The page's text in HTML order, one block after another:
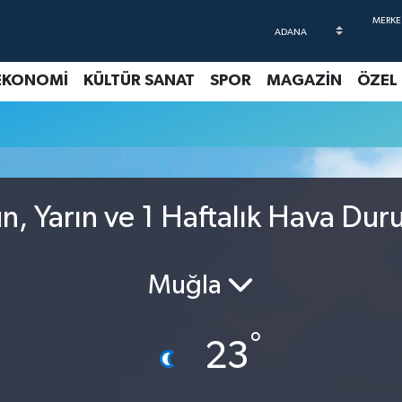
KÜLTÜR SANAT SPOR MAGAZİN ÖZEL
Yarın ve 1 Haftalık Hava
Muğla
23°